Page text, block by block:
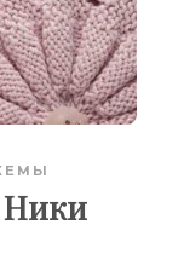
Ники